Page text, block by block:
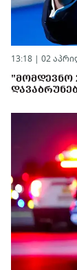
13:18 | 02
"ᲛᲝᲛᲓᲔᲕᲜᲝ